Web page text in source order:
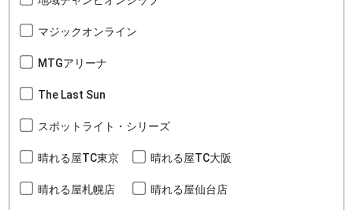
マジックオンライン
MTGアリーナ
The Last Sun
スポットライト・シリーズ
晴れる屋TC東京 晴れる屋TC大阪
晴れる屋札幌店 晴れる屋仙台店